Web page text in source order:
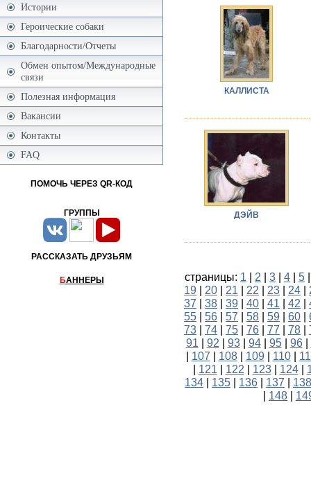
КАЛЛИСТА
ДЭЙВ
страницы: 1 | 2 | 3 | 4 | 5
19 | 20 | 21 | 22 | 23 | 24 |
37 | 38 | 39 | 40 | 41 | 42 |
55 | 56 | 57 | 58 | 59 | 60 |
73 | 74 | 75 | 76 | 77 | 78 |
91 | 92 | 93| 94| 95| 96|
| 107 | 108| 109 | 110|
| 121 | 122 | 123| 124|
134 | 135 | 136 | 137 | 138
| 148 |
Истории
Героические собаки
Благодарности/Отчеты
Обмен опытом/Международные
связи
Полезная информация
Вакансии
Контакты
FAQ
ПОМОЧЬ ЧЕРЕЗ QR-КОД
ГРУППЫ
РАССКАЗАТЬ ДРУЗЬЯМ
БАННЕРЫ